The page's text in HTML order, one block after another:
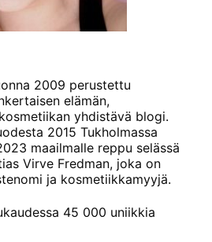
2009 perustettu
elämän,
yhdistävä blogi.
2015 Tukholmassa
maailmalle reppu selässä
Virve Fredman, joka on
ja kosmetiikkamyyjä.
45 000 uniikkia